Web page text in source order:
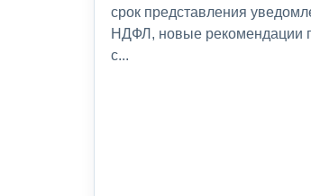
срок представления
НДФЛ, новые рекомендации
с...